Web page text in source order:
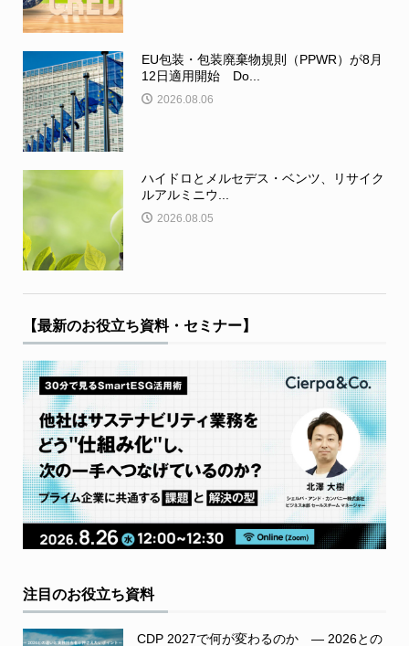
EU包装・包装廃棄物規則（PPWR）が8月
12日適用開始 Do...
2026.08.06
ハイドロとメルセデス・ベンツ、リサイク
ルアルミニウ...
2026.08.05
【最新のお役立ち資料・セミナー】
注目のお役立ち資料
CDP 2027で何が変わるのか ― 2026との